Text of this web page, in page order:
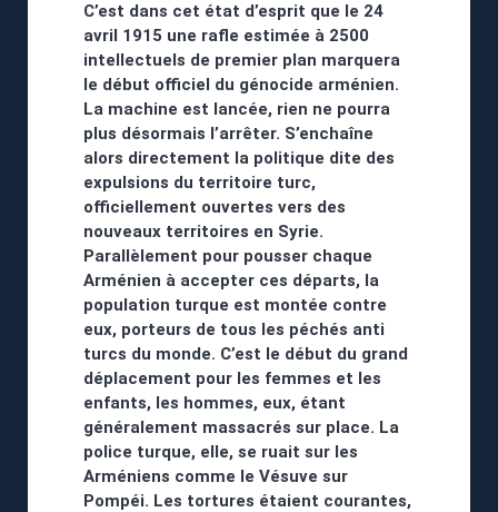
C’est dans cet état d’esprit que le 24
avril 1915 une rafle estimée à 2500
intellectuels de premier plan marquera
le début officiel du génocide arménien.
La machine est lancée, rien ne pourra
plus désormais l’arrêter. S’enchaîne
alors directement la politique dite des
expulsions du territoire turc,
officiellement ouvertes vers des
nouveaux territoires en Syrie.
Parallèlement pour pousser chaque
Arménien à accepter ces départs, la
population turque est montée contre
eux, porteurs de tous les péchés anti
turcs du monde. C’est le début du grand
déplacement pour les femmes et les
enfants, les hommes, eux, étant
généralement massacrés sur place. La
police turque, elle, se ruait sur les
Arméniens comme le Vésuve sur
Pompéi. Les tortures étaient courantes,